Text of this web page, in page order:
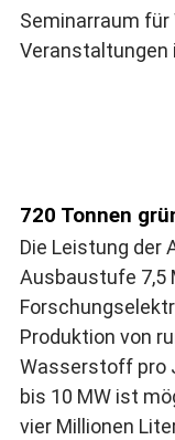
Seminarraum
Veranstaltungen
720 Tonnen
Die Leistung der
Ausbaustufe 7,5
Produktion von
Wasserstoff pro
bis 10 MW ist
vier Millionen